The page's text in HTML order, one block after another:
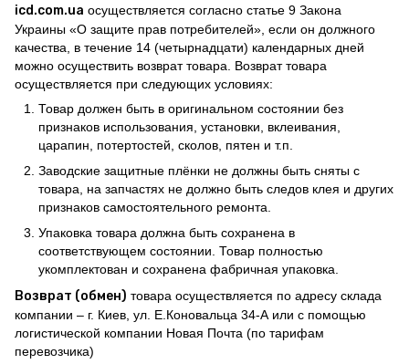
icd.com.ua осуществляется согласно статье 9 Закона
Украины «О защите прав потребителей», если он должного
качества, в течение 14 (четырнадцати) календарных дней
можно осуществить возврат товара. Возврат товара
осуществляется при следующих условиях:
Товар должен быть в оригинальном состоянии без
признаков использования, установки, вклеивания,
царапин, потертостей, сколов, пятен и т.п.
Заводские защитные плёнки не должны быть сняты с
товара, на запчастях не должно быть следов клея и других
признаков самостоятельного ремонта.
Упаковка товара должна быть сохранена в
соответствующем состоянии. Товар полностью
укомплектован и сохранена фабричная упаковка.
Возврат (обмен) товара осуществляется по адресу склада
компании – г. Киев, ул. Е.Коновальца 34-А или с помощью
логистической компании Новая Почта (по тарифам
перевозчика)